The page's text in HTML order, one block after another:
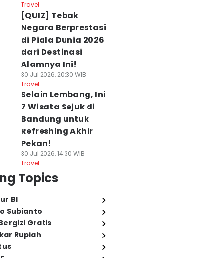
Travel
[QUIZ] Tebak
Negara Berprestasi
di Piala Dunia 2026
dari Destinasi
Alamnya Ini!
30 Jul 2026, 20:30 WIB
Travel
Selain Lembang, Ini
7 Wisata Sejuk di
Bandung untuk
Refreshing Akhir
Pekan!
30 Jul 2026, 14:30 WIB
Travel
Topics
BI
Subianto
Gratis
Rupiah